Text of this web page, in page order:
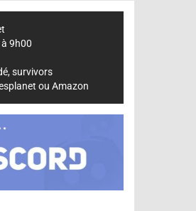
9h00
, survivors
ou Amazon